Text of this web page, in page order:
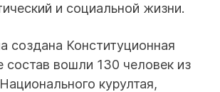
и социальной жизни.
создана Конституционная
состав вошли 130 человек из
курултая,